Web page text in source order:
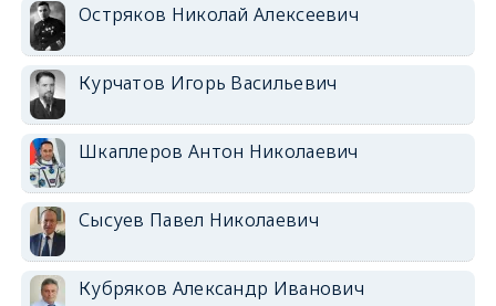
Остряков Николай Алексеевич
Курчатов Игорь Васильевич
Шкаплеров Антон Николаевич
Сысуев Павел Николаевич
Кубряков Александр Иванович